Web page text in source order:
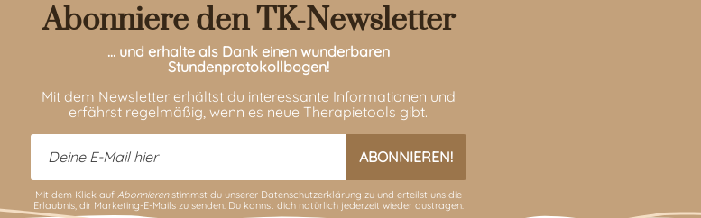
Abonniere den TK-Newsletter
… und erhalte als Dank einen wunderbaren
Stundenprotokollbogen!
Mit dem Newsletter erhältst du interessante Informationen und
erfährst regelmäßig, wenn es neue Therapietools gibt.
Mit dem Klick auf Abonnierenstimmst du unserer Datenschutzerklärung zu und erteilst uns die
Erlaubnis, dir Marketing-E-Mails zu senden. Du kannst dich natürlich jederzeit wieder austragen.